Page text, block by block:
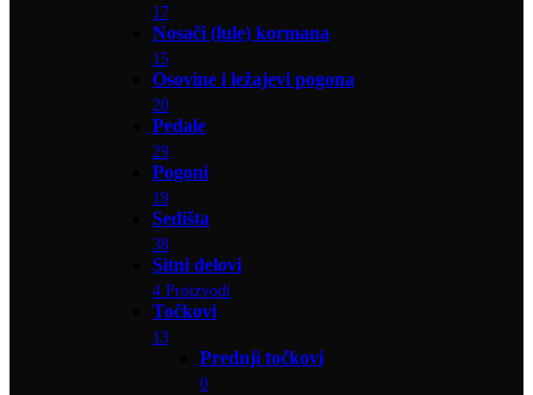
17
Nosači (lule) kormana
15
Osovine i ležajevi pogona
20
Pedale
29
Pogoni
19
Sedišta
38
Sitni delovi
4 Proizvodi
Točkovi
13
Prednji točkovi
0